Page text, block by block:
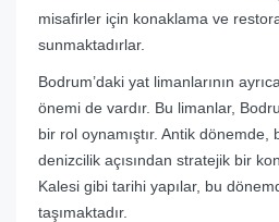
misafirler için konaklama ve
sunmaktadırlar.
Bodrum’daki yat limanlarının
önemi de vardır. Bu limanlar,
bir rol oynamıştır. Antik
denizcilik açısından stratejik bir
Kalesi gibi tarihi yapılar, bu
taşımaktadır.